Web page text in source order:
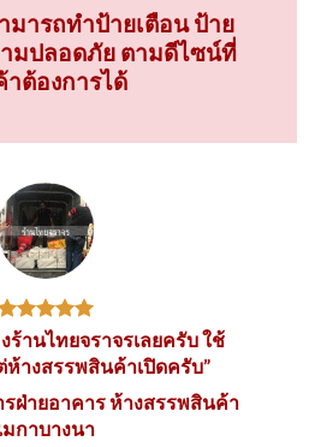
มารถทำป้ายเตือน ป้าย
มปลอดภัย ตามดีไซน์ที่
าต้องการได้
ร้านไทยจราจรเลยครับ ใช้
างสรรพสินค้าเปิดครับ”
ฝ่ายอาคาร ห้างสรรพสินค้า
มกาบางนา